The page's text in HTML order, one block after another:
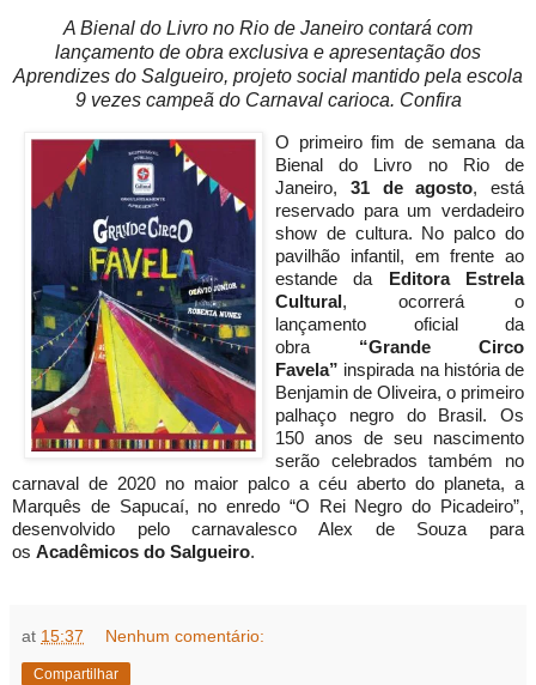
A Bienal do Livro no Rio de Janeiro contará com
lançamento de obra exclusiva e apresentação dos
Aprendizes do Salgueiro, projeto social mantido pela escola
9 vezes campeã do Carnaval carioca. Confira
O primeiro fim de semana da
Bienal do Livro no Rio de
Janeiro, 31 de agosto, está
reservado para um verdadeiro
show de cultura. No palco do
pavilhão infantil, em frente ao
estande da Editora Estrela
Cultural , ocorrerá o
lançamento oficial da
obra “Grande Circo
Favela” inspirada na história de
Benjamin de Oliveira, o primeiro
palhaço negro do Brasil. Os
150 anos de seu nascimento
serão celebrados também no
carnaval de 2020 no maior palco a céu aberto do planeta, a
Marquês de Sapucaí, no enredo “O Rei Negro do Picadeiro”,
desenvolvido pelo carnavalesco Alex de Souza para
os Acadêmicos do Salgueiro.
at 15:37 Nenhum comentário:
Compartilhar